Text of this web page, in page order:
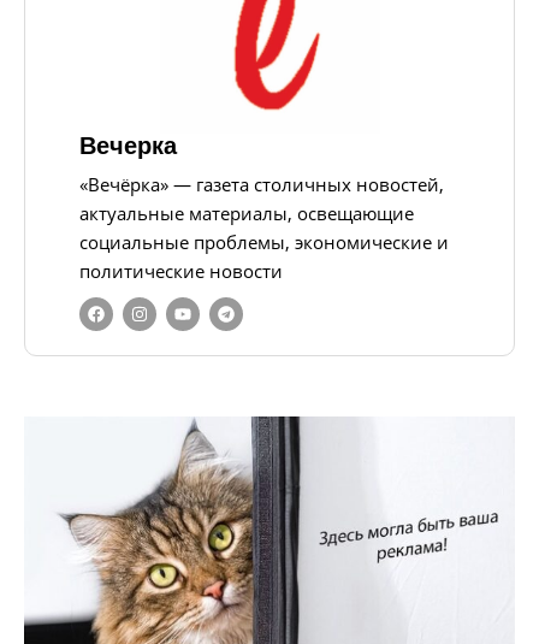
Вечерка
«Вечёрка» — газета столичных новостей,
актуальные материалы, освещающие
социальные проблемы, экономические и
политические новости